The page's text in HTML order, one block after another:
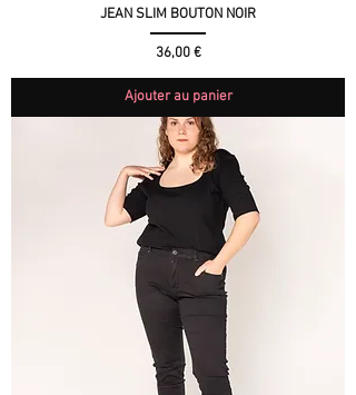
JEAN SLIM BOUTON NOIR
Prix
36,00 €
Ajouter au panier